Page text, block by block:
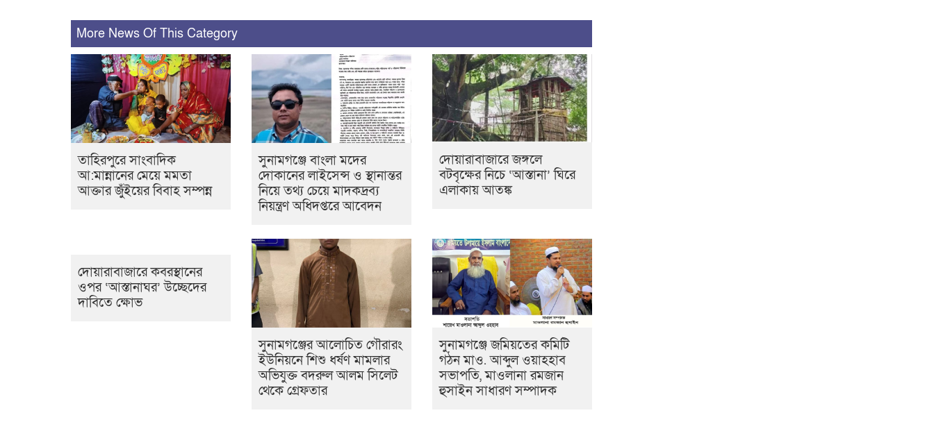
More News Of This Category
তাহিরপুরে সাংবাদিক
আ:মান্নানের মেয়ে মমতা
আক্তার জুঁইয়ের বিবাহ সম্পন্ন
সুনামগঞ্জে বাংলা মদের
দোকানের লাইসেন্স ও স্থানান্তর
নিয়ে তথ্য চেয়ে মাদকদ্রব্য
নিয়ন্ত্রণ অধিদপ্তরে আবেদন
দোয়ারাবাজারে জঙ্গলে
বটবৃক্ষের নিচে ‘আস্তানা’ ঘিরে
এলাকায় আতঙ্ক
দোয়ারাবাজারে কবরস্থানের
ওপর ‘আস্তানাঘর’ উচ্ছেদের
দাবিতে ক্ষোভ
সুনামগঞ্জের আলোচিত গৌরারং
ইউনিয়নে শিশু ধর্ষণ মামলার
অভিযুক্ত বদরুল আলম সিলেট
থেকে গ্রেফতার
সুনামগঞ্জে জমিয়তের কমিটি
গঠন মাও. আব্দুল ওয়াহহাব
সভাপতি, মাওলানা রমজান
হুসাইন সাধারণ সম্পাদক